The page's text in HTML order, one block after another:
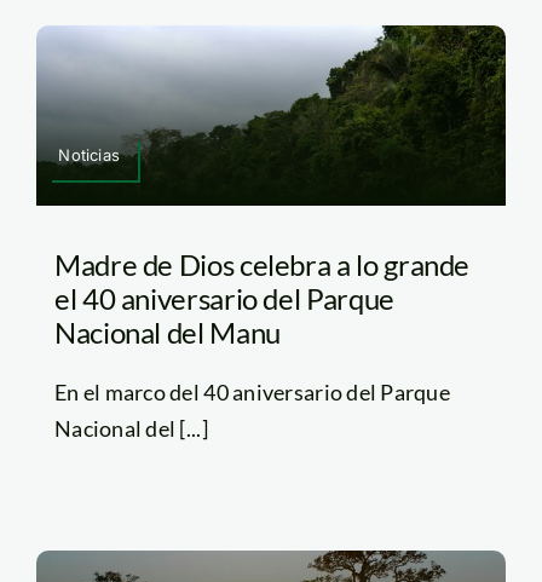
Noticias
Madre de Dios celebra a lo grande
el 40 aniversario del Parque
Nacional del Manu
En el marco del 40 aniversario del Parque
Nacional del [...]